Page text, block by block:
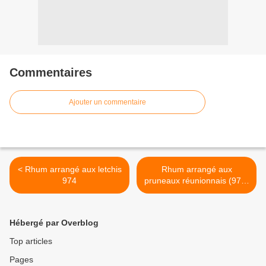
Commentaires
Ajouter un commentaire
< Rhum arrangé aux letchis
974
Rhum arrangé aux
pruneaux réunionnais (974)
>
Hébergé par Overblog
Top articles
Pages